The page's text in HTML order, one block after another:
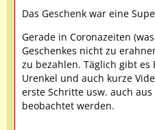
Das Geschenk war eine
Gerade in Coronazeiten
Geschenkes nicht zu
zu bezahlen. Täglich gibt es
Urenkel und auch kurze
erste Schritte usw. auch
beobachtet werden.